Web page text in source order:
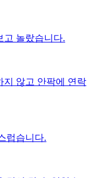
고 놀랐습니다.
지 않고 안팍에 연락
럽습니다.